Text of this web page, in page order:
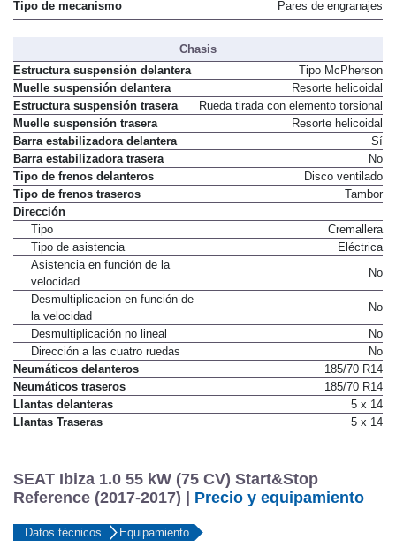
Tipo de mecanismo
Pares de engranajes
Chasis
Estructura suspensión delantera
Tipo McPherson
Muelle suspensión delantera
Resorte helicoidal
Estructura suspensión trasera
Rueda tirada con elemento torsional
Muelle suspensión trasera
Resorte helicoidal
Barra estabilizadora delantera
Sí
Barra estabilizadora trasera
No
Tipo de frenos delanteros
Disco ventilado
Tipo de frenos traseros
Tambor
Dirección
Tipo
Cremallera
Tipo de asistencia
Eléctrica
Asistencia en función de la
velocidad
No
Desmultiplicacion en función de
la velocidad
No
Desmultiplicación no lineal
No
Dirección a las cuatro ruedas
No
Neumáticos delanteros
185/70 R14
Neumáticos traseros
185/70 R14
Llantas delanteras
5 x 14
Llantas Traseras
5 x 14
SEAT Ibiza 1.0 55 kW (75 CV) Start&Stop
Reference (2017-2017) | Precio y equipamiento
Datos técnicos Equipamiento